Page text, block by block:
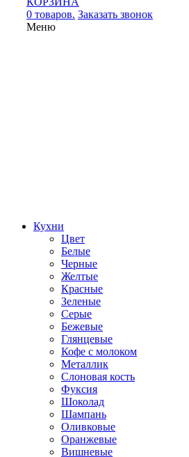
0 товаров. Заказать звонок
Меню
Кухни
Цвет
Белые
Черные
Желтые
Красные
Зеленые
Серые
Бежевые
Глянцевые
Кофе с молоком
Металлик
Слоновая кость
Фуксия
Шоколад
Шампань
Оливковые
Оранжевые
Вишневые